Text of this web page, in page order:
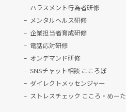
ハラスメント行為者研修
メンタルヘルス研修
企業担当者育成研修
電話応対研修
オンデマンド研修
SNSチャット相談 こころぼ
ダイレクトメッセンジャー
ストレスチェック こころ・めーた